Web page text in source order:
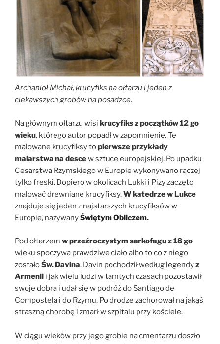
Archanioł Michał, krucyfiks na ołtarzu i jeden z
ciekawszych grobów na posadzce.
Na głównym ołtarzu wisi krucyfiks z początków 12 go
wieku, którego autor popadł w zapomnienie. Te
malowane krucyfiksy topierwsze przykłady
malarstwa na descew sztuce europejskiej. Po upadku
Cesarstwa Rzymskiego w Europie wykonywano raczej
tylko freski. Dopiero w okolicach Lukki i Pizy zaczęto
malować drewniane krucyfiksy.W katedrze w Lukce
znajduje się jeden z najstarszych krucyfiksów w
Europie, nazywanyŚwiętym Obliczem.
Pod ołtarzem w przeźroczystym sarkofagu z 18 go
wieku spoczywa prawdziwe ciało albo to co z niego
zostałoŚw. Davina. Davin pochodził według legendyz
Armenii i jak wielu ludzi w tamtych czasach pozostawił
swoje dobra i udał się w podróż do Santiago de
Compostela i do Rzymu. Po drodze zachorował na jakąś
straszną chorobę i zmarł w szpitalu przy kościele.
W ciągu wieków przy jego grobie na cmentarzu doszło